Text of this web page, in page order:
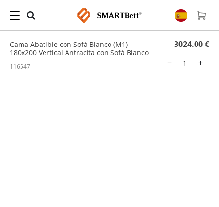
Hogar Cama abatible con sofá/ Cama Abatible con Sofá Blanco (M1) 180x200
Cama Abatible con Sofá Blanco (M1)
180x200 Vertical Antracita con Sofá Blanco
3024.00 €
−
+
116547